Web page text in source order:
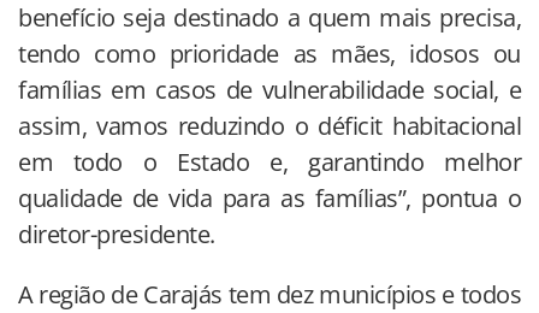
benefício seja destinado a quem mais precisa,
tendo como prioridade as mães, idosos ou
famílias em casos de vulnerabilidade social, e
assim, vamos reduzindo o déficit habitacional
em todo o Estado e, garantindo melhor
qualidade de vida para as famílias”, pontua o
diretor-presidente.
A região de Carajás tem dez municípios e todos